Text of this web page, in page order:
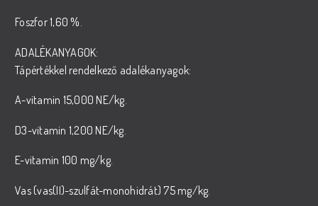
Foszfor 1,60 %.
ADALÉKANYAGOK:
Tápértékkel rendelkező adalékanyagok:
A-vitamin 15,000 NE/kg.
D3-vitamin 1,200 NE/kg.
E-vitamin 100 mg/kg.
Vas (vas(II)-szulfát-monohidrát) 75 mg/kg.